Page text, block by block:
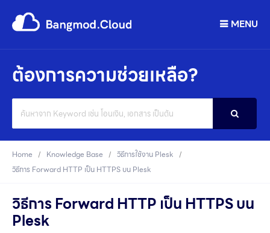
MENU
ต้องการความช่วยเหลือ?
For
Home Knowledge Base
วิธีการใช้งาน Plesk
วิธีการ Forward HTTP เป็น HTTPS บน Plesk
วิธีการ Forward HTTP เป็น HTTPS บน
Plesk